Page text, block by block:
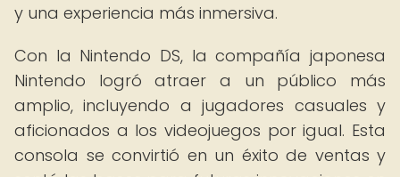
y una experiencia más inmersiva.
Con la Nintendo DS, la compañía japonesa
Nintendo logró atraer a un público más
amplio, incluyendo a jugadores casuales y
aficionados a los videojuegos por igual. Esta
consola se convirtió en un éxito de ventas y